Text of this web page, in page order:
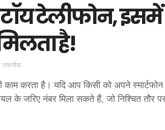
टॉय टेलीफोन, इसमें
है!
तकनीक
काम करता है। यदि आप किसी को अपने
के जरिए नंबर मिला सकते हैं, जो निश्चित तौर